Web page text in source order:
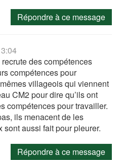
Répondre à ce message
des compétences
compétences pour
villageois qui viennent
CM2 pour dire qu’ils ont
compétences pour travailler.
ils menacent de les
sont aussi fait pour pleurer.
Répondre à ce message